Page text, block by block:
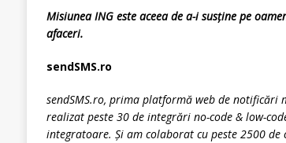
Misiunea ING este aceea de a-i susține pe
afaceri.
sendSMS.ro
sendSMS.ro, prima platformă web de notificări
realizat peste 30 de integrări no-code & low-
integratoare. Și am colaborat cu peste 2500 de